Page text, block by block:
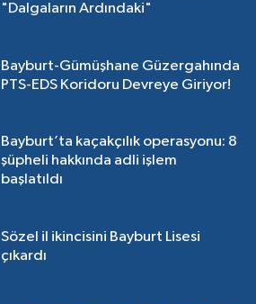
"Dalgaların Ardındaki"
Bayburt-Gümüşhane Güzergahında
PTS-EDS Koridoru Devreye Giriyor!
Bayburt’ta kaçakçılık operasyonu: 8
şüpheli hakkında adli işlem
başlatıldı
Sözel il ikincisini Bayburt Lisesi
çıkardı